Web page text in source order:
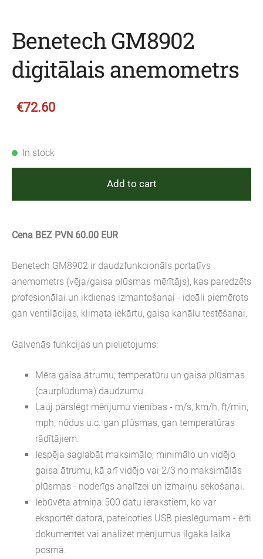
Benetech GM8902
digitālais anemometrs
€72.60
In stock
Add to cart
Cena BEZ PVN 60.00 EUR
Benetech GM8902 ir daudzfunkcionāls portatīvs
anemometrs (vēja/gaisa plūsmas mērītājs), kas paredzēts
profesionālai un ikdienas izmantošanai - ideāli piemērots
gan ventilācijas, klimata iekārtu, gaisa kanālu testēšanai.
Galvenās funkcijas un pielietojums:
Mēra gaisa ātrumu, temperatūru un gaisa plūsmas
(caurplūduma) daudzumu.
Ļauj pārslēgt mērījumu vienības - m/s, km/h, ft/min,
mph, nūdus u.c. gan plūsmas, gan temperatūras
rādītājiem.
Iespēja saglabāt maksimālo, minimālo un vidējo
gaisa ātrumu, kā arī vidējo vai 2/3 no maksimālās
plūsmas - noderīgs analīzei un izmaiņu sekošanai.
Iebūvēta atmiņa 500 datu ierakstiem, ko var
eksportēt datorā, pateicoties USB pieslēgumam - ērti
dokumentēt vai analizēt mērījumus ilgākā laika
posmā.